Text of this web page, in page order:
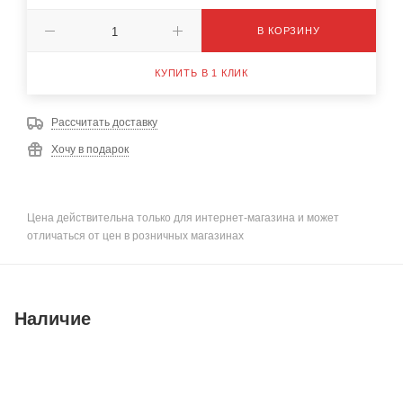
В КОРЗИНУ
КУПИТЬ В 1 КЛИК
Рассчитать доставку
Хочу в подарок
Цена действительна только для интернет-магазина и может
отличаться от цен в розничных магазинах
Наличие